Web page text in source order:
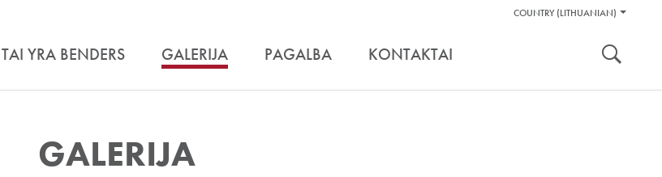
Pagalbos
COUNTRY (LITHUANIAN)
TAI YRA BENDERS GALERIJA PAGALBA KONTAKTAI
GALERIJA